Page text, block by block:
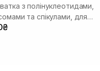
з полінуклеотидами,
та спікулами, для
використання